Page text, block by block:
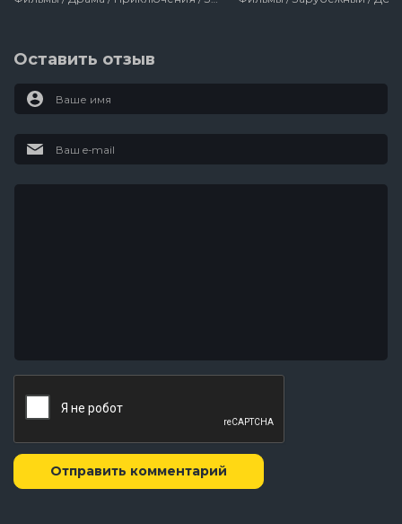
Оставить отзыв
Отправить комментарий